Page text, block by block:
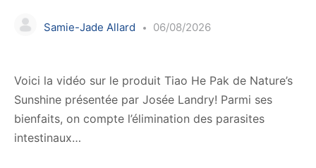
Samie-Jade Allard 06/08/2026
Voici la vidéo sur le produit Tiao He Pak de Nature’s
Sunshine présentée par Josée Landry! Parmi ses
bienfaits, on compte l’élimination des parasites
intestinaux…